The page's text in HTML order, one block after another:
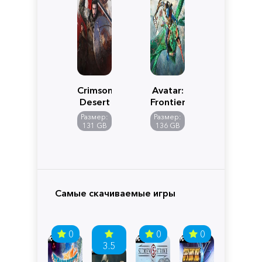
Crimson
Desert
Размер:
131 GB
Avatar:
Frontiers
of
Pandora
Размер:
136 GB
Самые скачиваемые игры
0
3.5
0 0